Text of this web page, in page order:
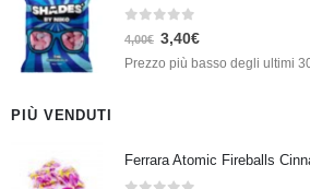
Su 5
4,00€ 3,40€
Prezzo più basso degli ultimi
PIÙ VENDUTI
Ferrara Atomic Fireballs